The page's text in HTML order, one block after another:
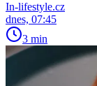
In-lifestyle.cz
dnes, 07:45
3 min